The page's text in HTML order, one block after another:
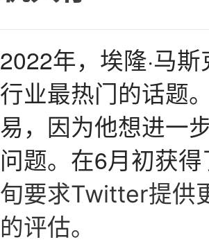
2022年，埃隆·马
行业最热门的话题
易，因为他想进一
问题。在6月初获
旬要求Twitter提供
的评估。